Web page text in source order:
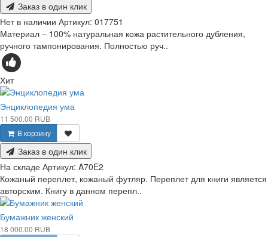
Заказ в один клик
Нет в наличии Артикул: 017751
Материал – 100% натуральная кожа растительного дубления,
ручного тампонирования. Полностью руч..
Хит
Энциклопедия ума
11 500.00 RUB
В корзину
Заказ в один клик
На складе Артикул: A70E2
Кожаный переплет, кожаный футляр. Переплет для книги является
авторским. Книгу в данном перепл..
Бумажник женский
18 000.00 RUB